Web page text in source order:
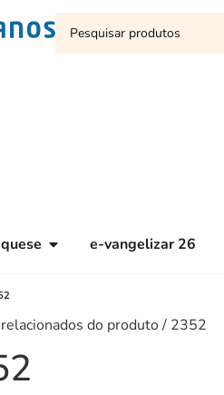
e-vangelizar 26
do produto / 2352